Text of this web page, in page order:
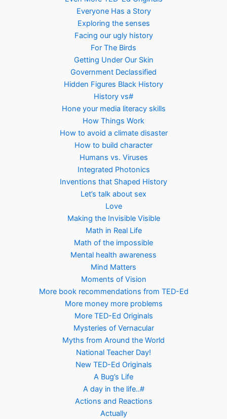
Everyone Has a Story
Exploring the senses
Facing our ugly history
For The Birds
Getting Under Our Skin
Government Declassified
Hidden Figures Black History
History vs#
Hone your media literacy skills
How Things Work
How to avoid a climate disaster
How to build character
Humans vs. Viruses
Integrated Photonics
Inventions that Shaped History
Let’s talk about sex
Love
Making the Invisible Visible
Math in Real Life
Math of the impossible
Mental health awareness
Mind Matters
Moments of Vision
More book recommendations from TED-Ed
More money more problems
More TED-Ed Originals
Mysteries of Vernacular
Myths from Around the World
National Teacher Day!
New TED-Ed Originals
A Bug’s Life
A day in the life..#
Actions and Reactions
Actually